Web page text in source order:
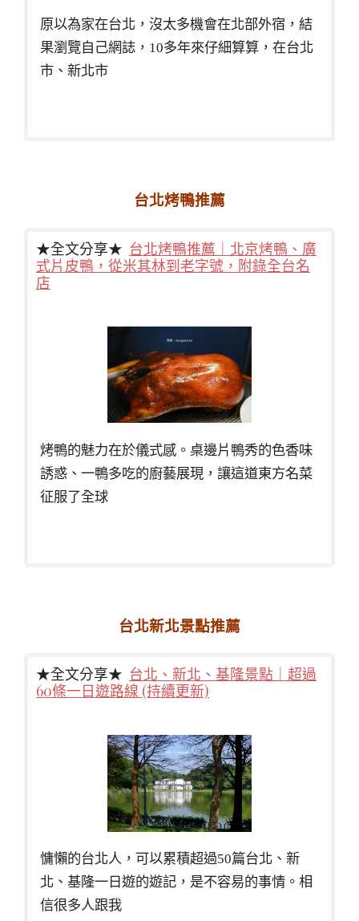
原以為家在台北，沒太多機會在北部外宿，結
果瀏覽自己網誌，10多年來仔細算算，在台北
市、新北市
台北烤鴨推薦
★全文分享★ 台北烤鴨推薦｜北京烤鴨、廣
式片皮鴨，從米其林到老字號，附錄全台名
店
烤鴨的魅力在於儀式感。桌邊片鴨秀的色香味
誘惑、一鴨多吃的廚藝展現，讓這道東方名菜
征服了全球
台北新北景點推薦
★全文分享★ 台北、新北、基隆景點｜超過
60條一日遊路線 (持續更新)
慵懶的台北人，可以累積超過50篇台北、新
北、基隆一日遊的遊記，是不容易的事情。相
信很多人跟我